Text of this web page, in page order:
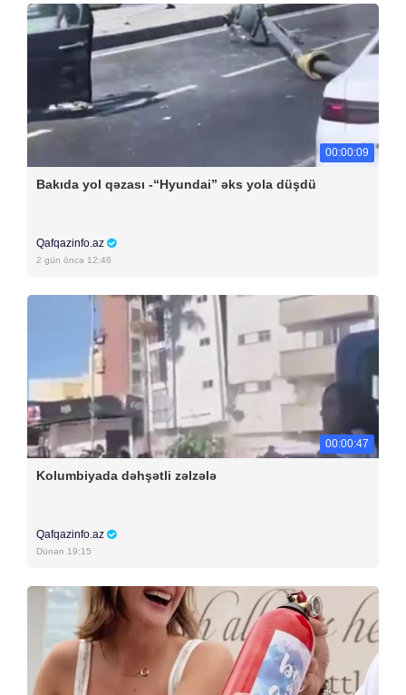
00:00:09
Bakıda yol qəzası -“Hyundai” əks yola düşdü
Qafqazinfo.az
2 gün öncə 12:46
00:00:47
Kolumbiyada dəhşətli zəlzələ
Qafqazinfo.az
Dünən 19:15